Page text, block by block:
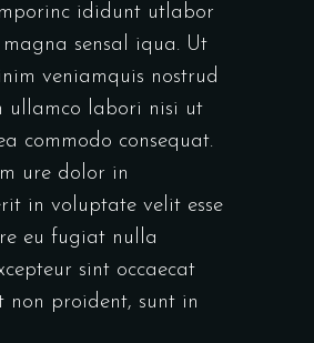
ididunt utlabor
sensal iqua. Ut
veniamquis nostrud
ullamco labori nisi ut
commodo consequat.
ure dolor in
in voluptate velit esse
eu fugiat nulla
sint occaecat
non proident, sunt in